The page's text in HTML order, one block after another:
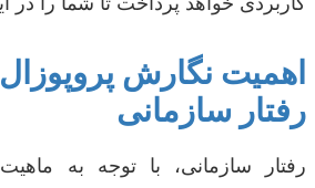
اهمیت نگارش
رفتار سازمانی
رفتار سازمانی، با توجه به ماهیت